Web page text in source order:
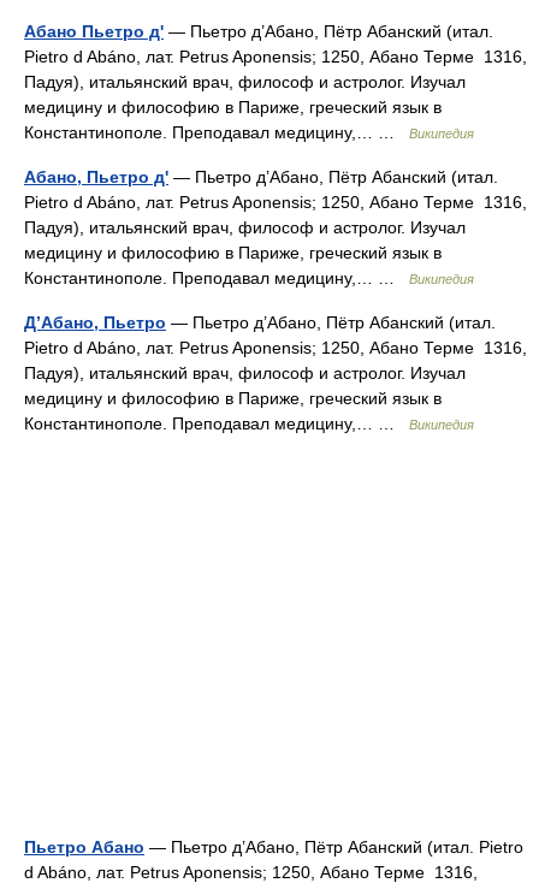
Абано Пьетро д' — Пьетро д’Абано, Пётр Абанский (итал.
Pietro d Abáno, лат. Petrus Aponensis; 1250, Абано Терме 1316,
Падуя), итальянский врач, философ и астролог. Изучал
медицину и философию в Париже, греческий язык в
Константинополе. Преподавал медицину,… …
Википедия
Абано, Пьетро д' — Пьетро д’Абано, Пётр Абанский (итал.
Pietro d Abáno, лат. Petrus Aponensis; 1250, Абано Терме 1316,
Падуя), итальянский врач, философ и астролог. Изучал
медицину и философию в Париже, греческий язык в
Константинополе. Преподавал медицину,… …
Википедия
Д’Абано, Пьетро — Пьетро д’Абано, Пётр Абанский (итал.
Pietro d Abáno, лат. Petrus Aponensis; 1250, Абано Терме 1316,
Падуя), итальянский врач, философ и астролог. Изучал
медицину и философию в Париже, греческий язык в
Константинополе. Преподавал медицину,… …
Википедия
Пьетро Абано — Пьетро д’Абано, Пётр Абанский (итал. Pietro
d Abáno, лат. Petrus Aponensis; 1250, Абано Терме 1316,